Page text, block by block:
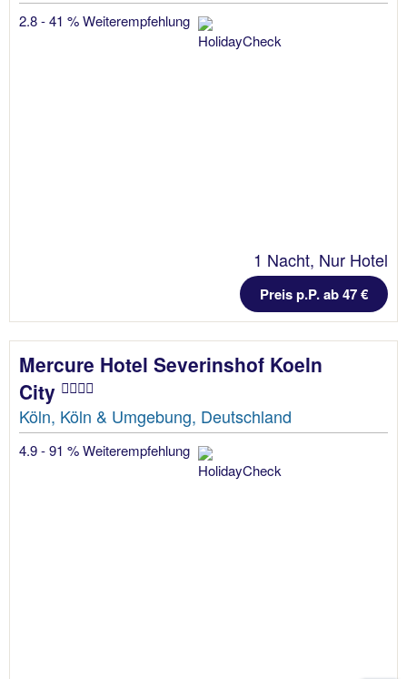
2.8 - 41 % Weiterempfehlung
1 Nacht, Nur Hotel
Preis p.P. ab 47 €
Mercure Hotel Severinshof Koeln
City
Köln, Köln & Umgebung, Deutschland
4.9 - 91 % Weiterempfehlung